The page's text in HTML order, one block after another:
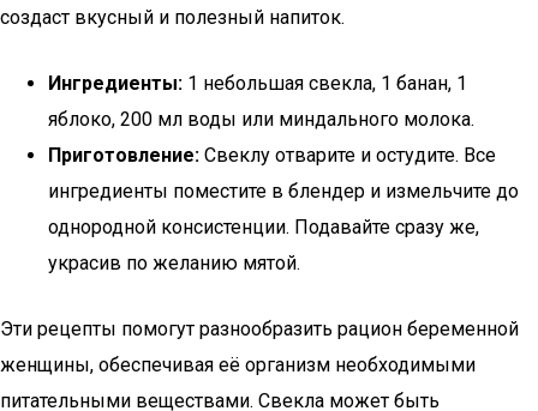
создаст вкусный и полезный напиток.
Ингредиенты: 1 небольшая свекла, 1 банан, 1
яблоко, 200 мл воды или миндального молока.
Приготовление: Свеклу отварите и остудите. Все
ингредиенты поместите в блендер и измельчите до
однородной консистенции. Подавайте сразу же,
украсив по желанию мятой.
Эти рецепты помогут разнообразить рацион беременной
женщины, обеспечивая её организм необходимыми
питательными веществами. Свекла может быть